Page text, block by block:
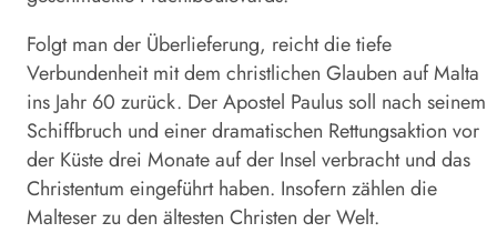
Folgt man der Überlieferung, reicht die tiefe
Verbundenheit mit dem christlichen Glauben auf Malta
ins Jahr 60 zurück. Der Apostel Paulus soll nach seinem
Schiffbruch und einer dramatischen Rettungsaktion vor
der Küste drei Monate auf der Insel verbracht und das
Christentum eingeführt haben. Insofern zählen die
Malteser zu den ältesten Christen der Welt.